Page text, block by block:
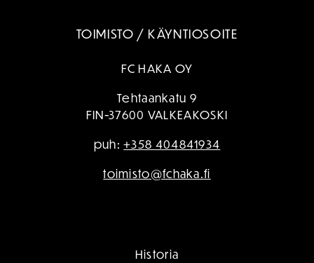
TOIMISTO / KÄYNTIOSOITE
FC HAKA OY
Tehtaankatu 9
FIN-37600 VALKEAKOSKI
puh:+358 404841934
toimisto@fchaka.fi
Historia